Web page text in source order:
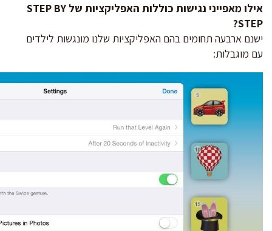
אילו מאפייני נגישות כוללות האפליקציות של STEP BY
STEP?
ישנם ארבעה תחומים בהם האפליקציות שלנו מונגשות לילדים
עם מוגבלות: